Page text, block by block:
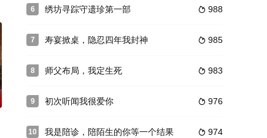
6  988
绣坊寻踪守遗珍第一部
7  985
寿宴掀桌，隐忍四年我封神
8  983
师父布局，我定生死
9  976
初次听闻我很爱你
10  974
我是陪诊，陪陌生的你等一个结果